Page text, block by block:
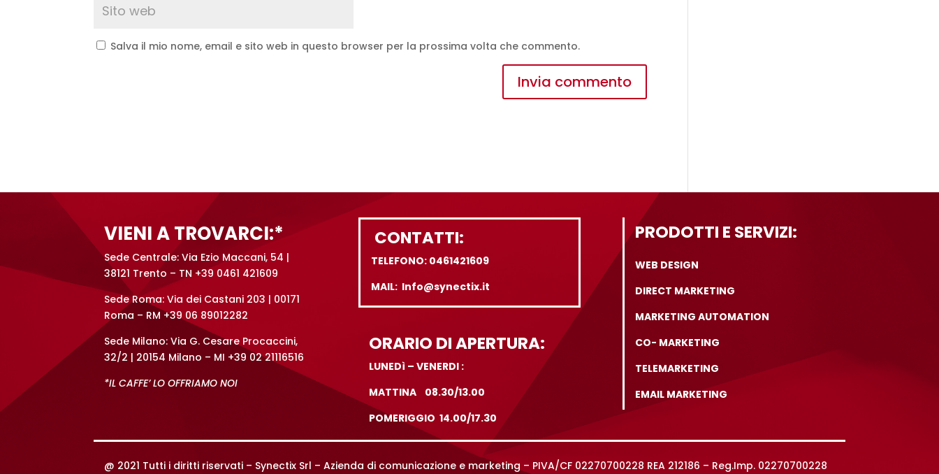
Salva il mio nome, email e sito web in questo browser per la prossima volta che commento.
v
VIENI A TROVARCI:*
Sede Centrale: Via Ezio Maccani, 54 |
38121 Trento – TN +39 0461 421609
Sede Roma: Via dei Castani 203 | 00171
Roma – RM +39 06 89012282
Sede Milano: Via G. Cesare Procaccini,
32/2 | 20154 Milano – MI +39 02 21116516
*IL CAFFE’ LO OFFRIAMO NOI
CONTATTI:
TELEFONO: 0461421609
MAIL: Info@synectix.it
ORARIO DI APERTURA:
LUNEDì – VENERDI :
MATTINA 08.30/13.00
POMERIGGIO 14.00/17.30
PRODOTTI E SERVIZI:
WEB DESIGN
DIRECT MARKETING
MARKETING AUTOMATION
CO- MARKETING
TELEMARKETING
EMAIL MARKETING
@ 2021 Tutti i diritti riservati – Synectix Srl – Azienda di comunicazione e marketing – PIVA/CF 02270700228 REA 212186 – Reg.Imp. 02270700228